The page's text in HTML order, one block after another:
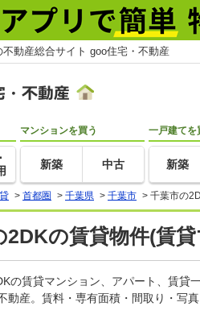
不動産総合サイト goo住宅・不動産
マンションを買う
新築 中古
一戸建てを
新築
> 首都圏 > 千葉県 > 千葉市 > 千葉市の
2DKの賃貸物件(賃
の賃貸マンション、アパート、賃貸
動産。賃料・専有面積・間取り・写